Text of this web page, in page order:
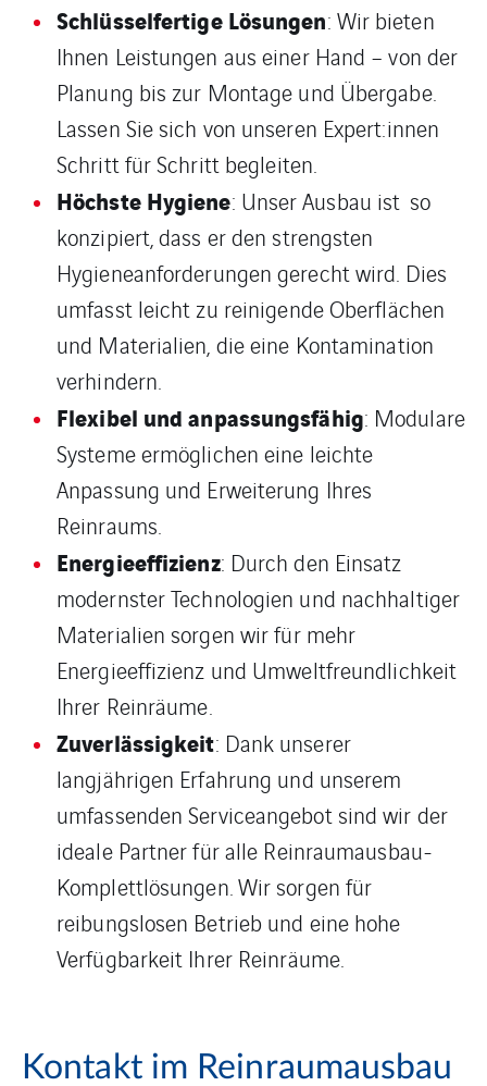
Schlüsselfertige Lösungen: Wir bieten
Ihnen Leistungen aus einer Hand – von der
Planung bis zur Montage und Übergabe.
Lassen Sie sich von unseren Expert:innen
Schritt für Schritt begleiten.
Höchste Hygiene: Unser Ausbau ist so
konzipiert, dass er den strengsten
Hygieneanforderungen gerecht wird. Dies
umfasst leicht zu reinigende Oberflächen
und Materialien, die eine Kontamination
verhindern.
Flexibel und anpassungsfähig: Modulare
Systeme ermöglichen eine leichte
Anpassung und Erweiterung Ihres
Reinraums.
Energieeffizienz: Durch den Einsatz
modernster Technologien und nachhaltiger
Materialien sorgen wir für mehr
Energieeffizienz und Umweltfreundlichkeit
Ihrer Reinräume.
Zuverlässigkeit: Dank unserer
langjährigen Erfahrung und unserem
umfassenden Serviceangebot sind wir der
ideale Partner für alle Reinraumausbau-
Komplettlösungen. Wir sorgen für
reibungslosen Betrieb und eine hohe
Verfügbarkeit Ihrer Reinräume.
Kontakt im Reinraumausbau